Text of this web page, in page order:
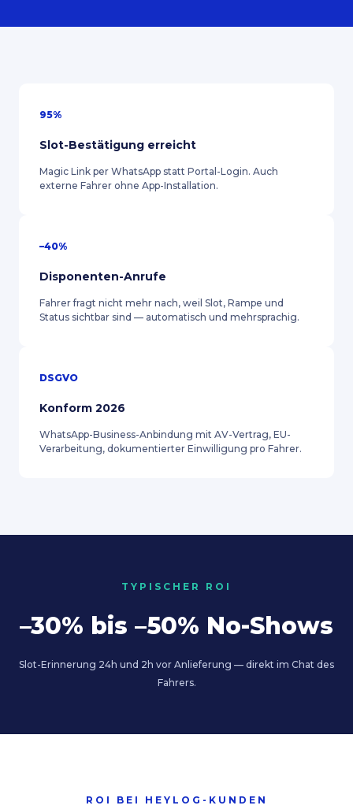
95%
Slot-Bestätigung erreicht
Magic Link per WhatsApp statt Portal-Login. Auch
externe Fahrer ohne App-Installation.
–40%
Disponenten-Anrufe
Fahrer fragt nicht mehr nach, weil Slot, Rampe und
Status sichtbar sind — automatisch und mehrsprachig.
DSGVO
Konform 2026
WhatsApp-Business-Anbindung mit AV-Vertrag, EU-
Verarbeitung, dokumentierter Einwilligung pro Fahrer.
TYPISCHER ROI
–30% bis –50% No-Shows
Slot-Erinnerung 24h und 2h vor Anlieferung — direkt im Chat des
Fahrers.
ROI BEI HEYLOG-KUNDEN